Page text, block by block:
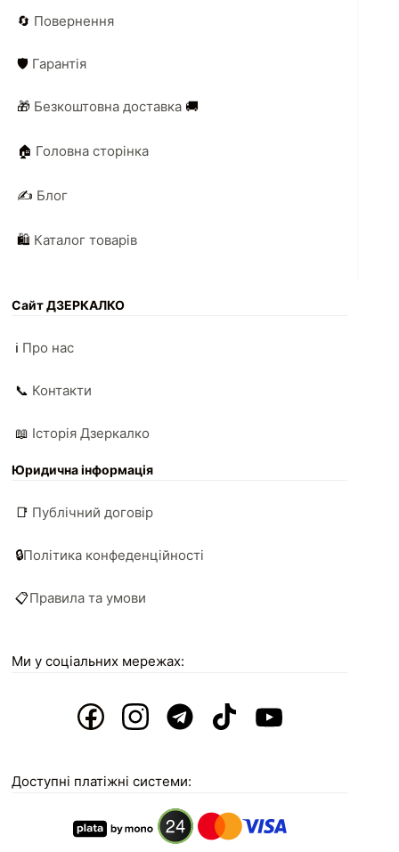
🔄 Повернення
🛡️ Гарантія
🎁 Безкоштовна доставка 🚚
🏠 Головна сторінка
✍️ Блог
🛍️ Каталог товарів
Сайт ДЗЕРКАЛКО
ℹ️ Про нас
📞 Контакти
📖 Історія Дзеркалко
Юридична інформація
📑 Публічний договір
🔒Політика конфеденційності
📋Правила та умови
Ми у соціальних мережах:
Доступні платіжні системи: